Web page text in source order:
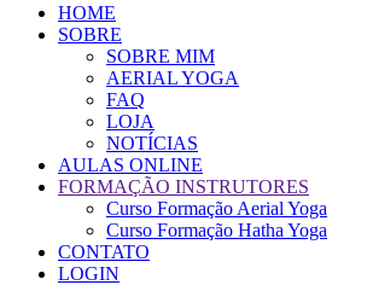
HOME
SOBRE
SOBRE MIM
AERIAL YOGA
FAQ
LOJA
NOTÍCIAS
AULAS ONLINE
FORMAÇÃO INSTRUTORES
Curso Formação Aerial Yoga
Curso Formação Hatha Yoga
CONTATO
LOGIN